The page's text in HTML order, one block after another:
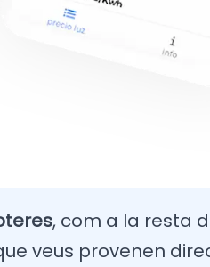
, com a la resta
veus provenen